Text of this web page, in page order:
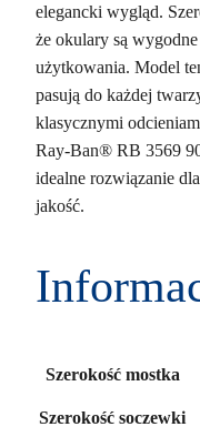
elegancki wygląd.
że okulary są
użytkowania. Model
pasują do każdej
klasycznymi
Ray-Ban® RB 3569
idealne rozwiązanie
jakość.
Szerokość mostka
Szerokość soczewki